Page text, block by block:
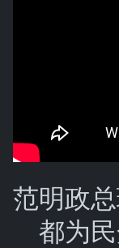
范明政
都为